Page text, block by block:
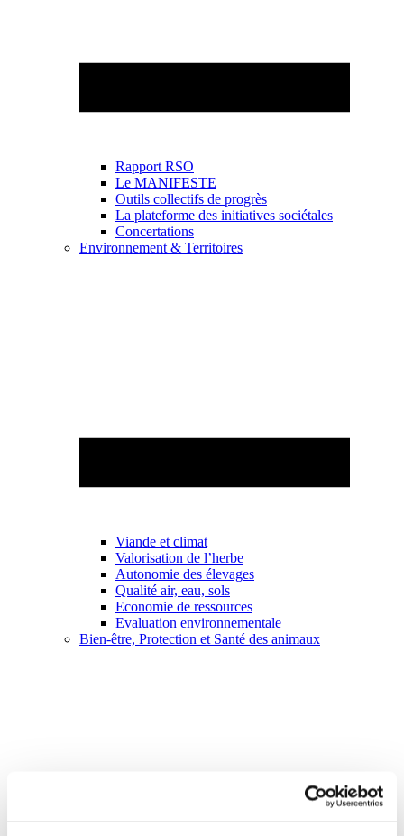
Rapport RSO
Le MANIFESTE
Outils collectifs de progrès
La plateforme des initiatives sociétales
Concertations
Environnement & Territoires
Viande et climat
Valorisation de l’herbe
Autonomie des élevages
Qualité air, eau, sols
Economie de ressources
Evaluation environnementale
Bien-être, Protection et Santé des animaux